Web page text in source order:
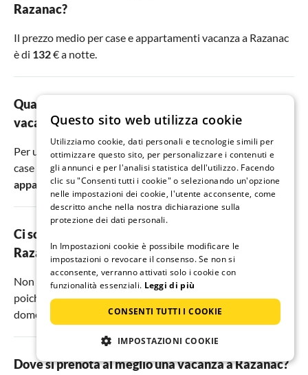
Razanac?
Il prezzo medio per case e appartamenti vacanza a Razanac
è di 132€ a notte.
Quali sono i migliori appartamenti e case per le
vacanze a Razanac?
Per un soggiorno di successo a Razanac, vi consigliamo le
case vacanzaVilla Ana appartmant NO1,Villa Ana
appartmant NO2eCasa vacanza appartamento La Pieda
Ci sono appartamenti per vacanze adatti ai cani a
Razanac?
Non devi rinunciare al tuo animale domestico a Razanac
poiché ci sono7alloggi vacanze che permettono animali
domestici.
Dove si prenota al meglio una vacanza a Razanac?
Questo sito web utilizza cookie
Utilizziamo cookie, dati personali e tecnologie simili per
ottimizzare questo sito, per personalizzare i contenuti e
gli annunci e per l'analisi statistica dell'utilizzo. Facendo
clic su "Consenti tutti i cookie" o selezionando un'opzione
nelle impostazioni dei cookie, l'utente acconsente, come
descritto anche nella nostra dichiarazione sulla
protezione dei dati personali.
In Impostazioni cookie è possibile modificare le
impostazioni o revocare il consenso. Se non si
acconsente, verranno attivati solo i cookie con
funzionalità essenziali. Leggi di più
CONSENTI TUTTI I COOKIE
IMPOSTAZIONI COOKIE